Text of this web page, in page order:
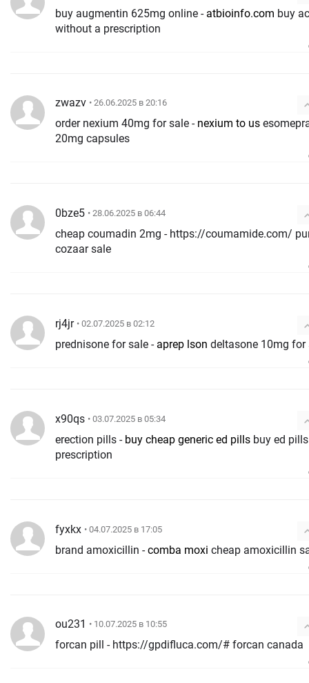
buy augmentin 625mg online - atbioinfo.com buy
without a prescription
zwazv • 26.06.2025 в 20:16
order nexium 40mg for sale - nexium to us
20mg capsules
0bze5 • 28.06.2025 в 06:44
cheap coumadin 2mg - https://coumamide.com/
cozaar sale
rj4jr • 02.07.2025 в 02:12
prednisone for sale - aprep lson deltasone 10mg for
x90qs • 03.07.2025 в 05:34
erection pills - buy cheap generic ed pills buy ed
prescription
fyxkx • 04.07.2025 в 17:05
brand amoxicillin -comba moxi cheap amoxicillin
ou231 • 10.07.2025 в 10:55
forcan pill - https://gpdifluca.com/# forcan canada